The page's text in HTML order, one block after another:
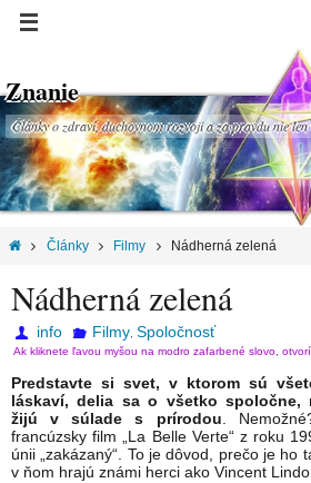
Znanie
Články o zdraví, duchovnom rozvoji a za pravdu nie len
Články Filmy Nádherná zelená
Nádherná zelená
info Filmy, Spoločnosť
Ak kliknete ľavou myšou na modro zafarbené slovo,
Predstavte si svet, v ktorom sú
láskaví, delia sa o všetko spoločne,
žijú v súlade s prírodou .
francúzsky film „La Belle Verte“ z roku
únii „zakázaný“. To je dôvod, prečo je ho
v ňom hrajú známi herci ako Vincent